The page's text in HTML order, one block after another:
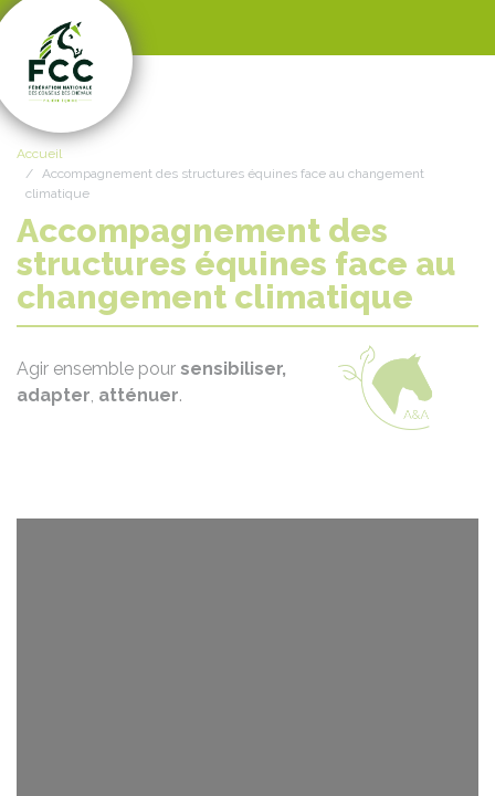
Accueil
Accompagnement des structures équines face au changement
climatique
Accompagnement des
structures équines face au
changement climatique
Agir ensemble pour sensibiliser,
adapter, atténuer.
Panneau de gestion des cookies